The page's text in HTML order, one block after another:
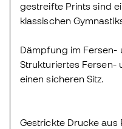
gestreifte Prints sind
klassischen
Dämpfung im Fersen-
Strukturiertes Fersen-
einen sicheren Sitz.
Gestrickte Drucke aus